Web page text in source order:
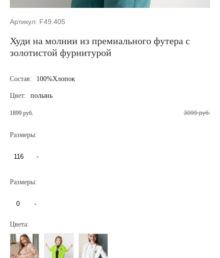
Артикул: F49.405
Худи на молнии из премиального футера с
золотистой фурнитурой
Состав: 100%Хлопок
Цвет: полынь
1899 руб. 3099 руб.
Размеры:
116 -
Размеры:
0 -
Цвета: